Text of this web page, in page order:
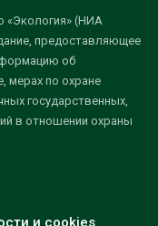
«Экология» (НИА
предоставляющее
об
мерах по охране
государственных,
в отношении охраны
и cookies